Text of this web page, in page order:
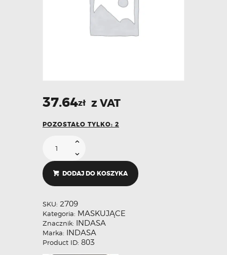
37.64zł z VAT
POZOSTAŁO TYLKO: 2
DODAJ DO KOSZYKA
SKU: 2709
Kategoria: MASKUJĄCE
Znacznik: INDASA
Marka: INDASA
Product ID: 803